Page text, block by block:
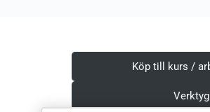
Köp till kurs /
Verktyg